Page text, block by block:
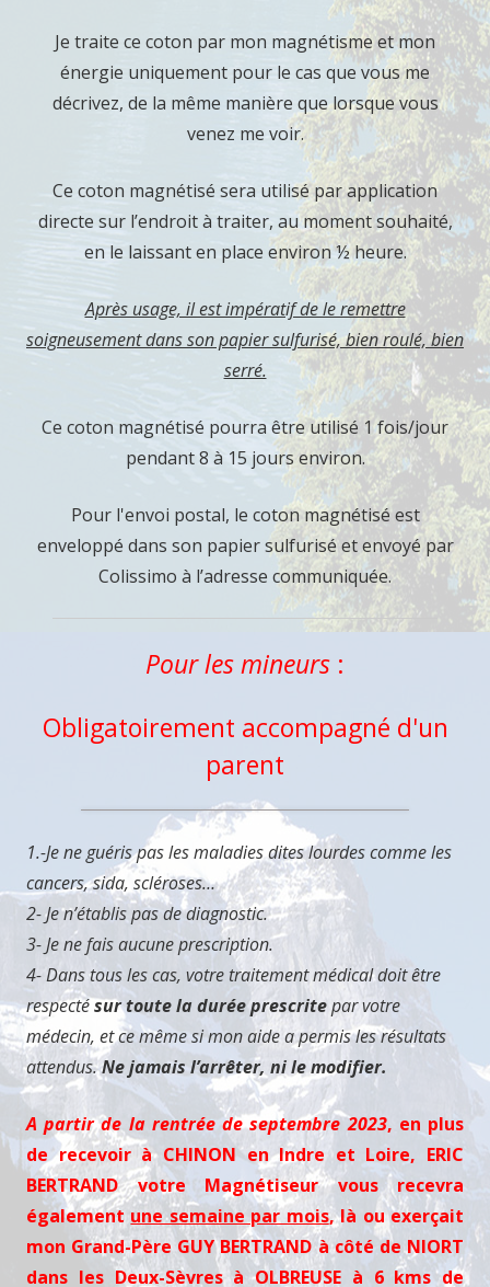
Je traite ce coton par mon magnétisme et mon
énergie uniquement pour le cas que vous me
décrivez, de la même manière que lorsque vous
venez me voir.
Ce coton magnétisé sera utilisé par application
directe sur l’endroit à traiter, au moment souhaité,
en le laissant en place environ ½ heure.
Après usage, il est impératif de le remettre
soigneusement dans son papier sulfurisé, bien roulé, bien
serré.
Ce coton magnétisé pourra être utilisé 1 fois/jour
pendant 8 à 15 jours environ.
Pour l'envoi postal, le coton magnétisé est
enveloppé dans son papier sulfurisé et envoyé par
Colissimo à l’adresse communiquée.
Pour les mineurs :
Obligatoirement accompagné d'un
parent
1.-Je ne guéris pas les maladies dites lourdes comme les
cancers, sida, scléroses…
2- Je n’établis pas de diagnostic.
3- Je ne fais aucune prescription.
4- Dans tous les cas, votre traitement médical doit être
respectésur toute la durée prescritepar votre
médecin, et ce même si mon aide a permis les résultats
attendus.Ne jamais l’arrêter, ni le modifier.
A partir de la rentrée de septembre 2023, en plus
de recevoir à CHINON en Indre et Loire, ERIC
BERTRAND votre Magnétiseur vous recevra
également une semaine par mois, là ou exerçait
mon Grand-Père GUY BERTRAND à côté de NIORT
dans les Deux-Sèvres à OLBREUSE à 6 kms de